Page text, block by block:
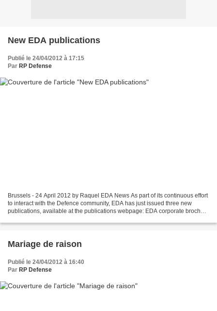
New EDA publications
Publié le 24/04/2012 à 17:15
Par RP Defense
Brussels - 24 April 2012 by Raquel EDA News As part of its continuous effort
to interact with the Defence community, EDA has just issued three new
publications, available at the publications webpage: EDA corporate brochure
Mariage de raison
Publié le 24/04/2012 à 16:40
Par RP Defense